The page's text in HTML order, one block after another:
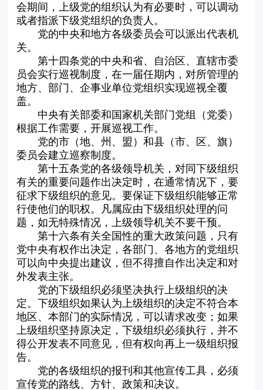
会期间，上级党的组织认为有必要时，可以调动
或者指派下级党组织的负责人。
党的中央和地方各级委员会可以派出代表机
关。
第十四条党的中央和省、自治区、直辖市委
员会实行巡视制度，在一届任期内，对所管理的
地方、部门、企事业单位党组织实现巡视全覆
盖。
中央有关部委和国家机关部门党组（党委）
根据工作需要，开展巡视工作。
党的市（地、州、盟）和县（市、区、旗）
委员会建立巡察制度。
第十五条党的各级领导机关，对同下级组织
有关的重要问题作出决定时，在通常情况下，要
征求下级组织的意见。要保证下级组织能够正常
行使他们的职权。凡属应由下级组织处理的问
题，如无特殊情况，上级领导机关不要干预。
第十六条有关全国性的重大政策问题，只有
党中央有权作出决定，各部门、各地方的党组织
可以向中央提出建议，但不得擅自作出决定和对
外发表主张。
党的下级组织必须坚决执行上级组织的决
定。下级组织如果认为上级组织的决定不符合本
地区、本部门的实际情况，可以请求改变；如果
上级组织坚持原决定，下级组织必须执行，并不
得公开发表不同意见，但有权向再上一级组织报
告。
党的各级组织的报刊和其他宣传工具，必须
宣传党的路线、方针、政策和决议。